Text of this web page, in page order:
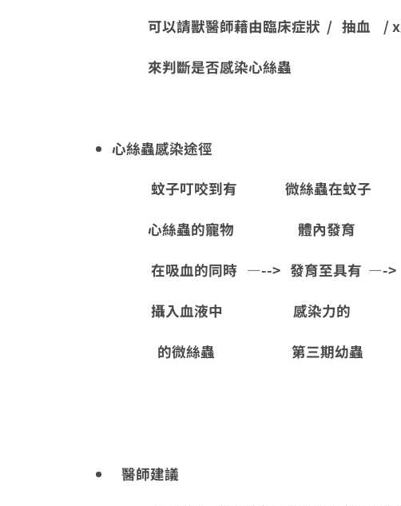
可以請獸醫師藉由臨床症狀 / 抽血 / x
來判斷是否感染心絲蟲
心絲蟲感染途徑
蚊子叮咬到有 微絲蟲在蚊子
心絲蟲的寵物 體內發育 的
在吸血的同時 —--> 發育至具有 —->
攝入血液中 感染力的 經由
的微絲蟲 第三期幼蟲 幼蟲
醫師建議